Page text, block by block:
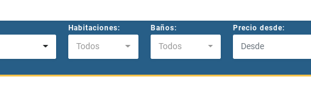
Habitaciones:
Todos
Baños:
Todos
Precio desde: